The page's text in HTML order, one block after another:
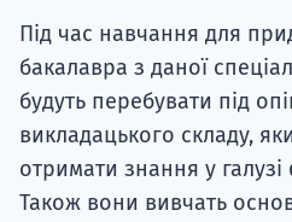
Під час навчання для
бакалавра з даної
будуть перебувати під
викладацького складу,
отримати знання у
Також вони вивчать